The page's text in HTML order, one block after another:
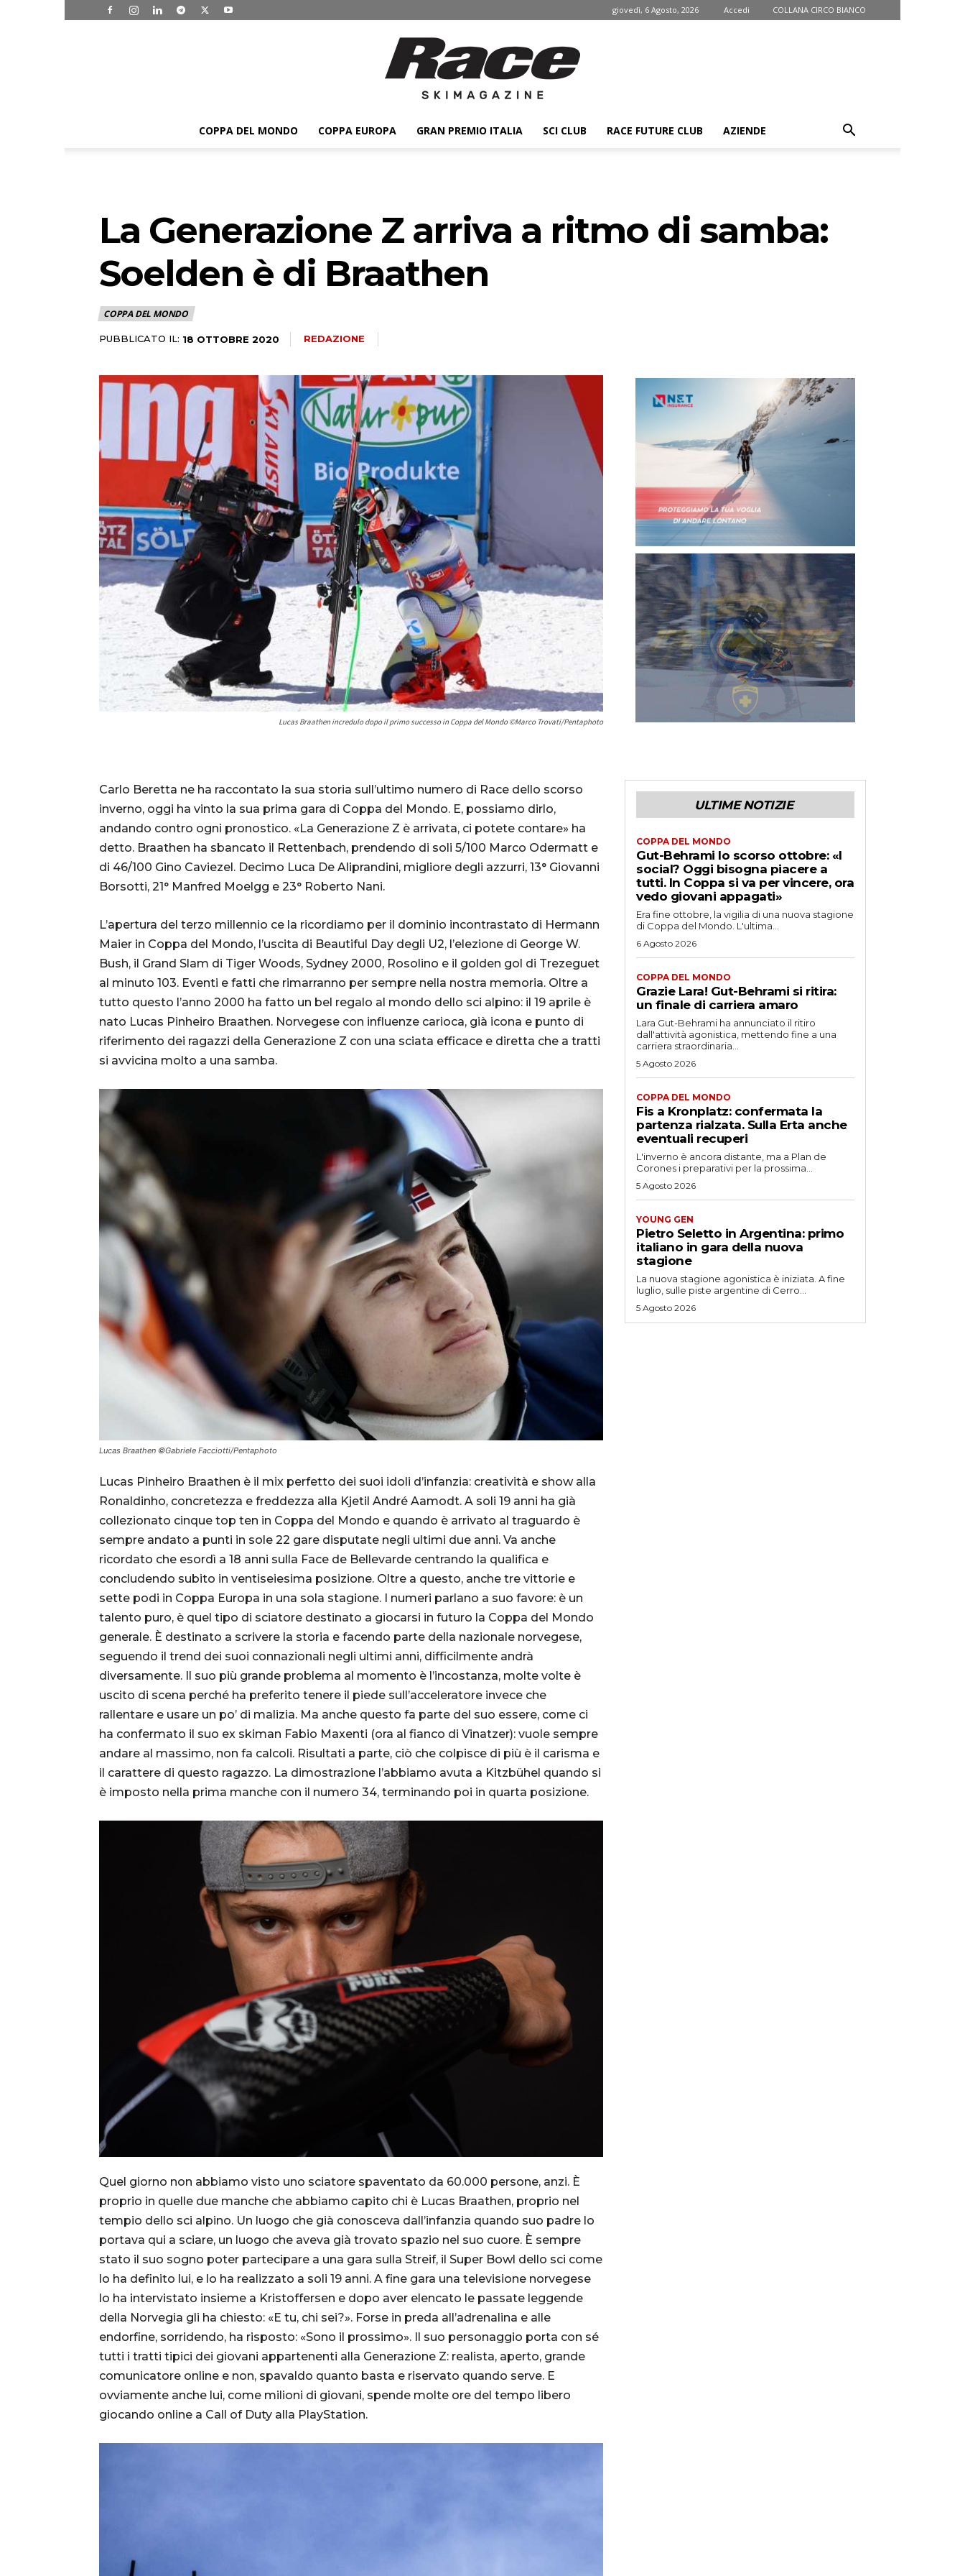
giovedì, 6 Agosto, 2026 Accedi COLLANA CIRCO BIANCO
ski
COPPA DEL MONDO COPPA EUROPA GRAN PREMIO ITALIA SCI CLUB RACE FUTURE CLUB AZIENDE
La Generazione Z arriva a ritmo di samba:
Soelden è di Braathen
COPPA DEL MONDO
PUBBLICATO IL: 18 OTTOBRE 2020 REDAZIONE
Lucas Braathen incredulo dopo il primo successo in Coppa del Mondo ©Marco Trovati/Pentaphoto
Carlo Beretta ne ha raccontato la sua storia sull’ultimo numero di Race dello scorso
inverno, oggi ha vinto la sua prima gara di Coppa del Mondo. E, possiamo dirlo,
andando contro ogni pronostico. «La Generazione Z è arrivata, ci potete contare» ha
detto. Braathen ha sbancato il Rettenbach, prendendo di soli 5/100 Marco Odermatt e
di 46/100 Gino Caviezel. Decimo Luca De Aliprandini, migliore degli azzurri, 13° Giovanni
Borsotti, 21° Manfred Moelgg e 23° Roberto Nani.
L’apertura del terzo millennio ce la ricordiamo per il dominio incontrastato di Hermann
Maier in Coppa del Mondo, l’uscita di Beautiful Day degli U2, l’elezione di George W.
Bush, il Grand Slam di Tiger Woods, Sydney 2000, Rosolino e il golden gol di Trezeguet
al minuto 103. Eventi e fatti che rimarranno per sempre nella nostra memoria. Oltre a
tutto questo l’anno 2000 ha fatto un bel regalo al mondo dello sci alpino: il 19 aprile è
nato Lucas Pinheiro Braathen. Norvegese con influenze carioca, già icona e punto di
riferimento dei ragazzi della Generazione Z con una sciata efficace e diretta che a tratti
si avvicina molto a una samba.
Lucas Braathen ©Gabriele Facciotti/Pentaphoto
Lucas Pinheiro Braathen è il mix perfetto dei suoi idoli d’infanzia: creatività e show alla
Ronaldinho, concretezza e freddezza alla Kjetil André Aamodt. A soli 19 anni ha già
collezionato cinque top ten in Coppa del Mondo e quando è arrivato al traguardo è
sempre andato a punti in sole 22 gare disputate negli ultimi due anni. Va anche
ricordato che esordì a 18 anni sulla Face de Bellevarde centrando la qualifica e
concludendo subito in ventiseiesima posizione. Oltre a questo, anche tre vittorie e
sette podi in Coppa Europa in una sola stagione. I numeri parlano a suo favore: è un
talento puro, è quel tipo di sciatore destinato a giocarsi in futuro la Coppa del Mondo
generale. È destinato a scrivere la storia e facendo parte della nazionale norvegese,
seguendo il trend dei suoi connazionali negli ultimi anni, difficilmente andrà
diversamente. Il suo più grande problema al momento è l’incostanza, molte volte è
uscito di scena perché ha preferito tenere il piede sull’acceleratore invece che
rallentare e usare un po’ di malizia. Ma anche questo fa parte del suo essere, come ci
ha confermato il suo ex skiman Fabio Maxenti (ora al fianco di Vinatzer): vuole sempre
andare al massimo, non fa calcoli. Risultati a parte, ciò che colpisce di più è il carisma e
il carattere di questo ragazzo. La dimostrazione l’abbiamo avuta a Kitzbühel quando si
è imposto nella prima manche con il numero 34, terminando poi in quarta posizione.
Quel giorno non abbiamo visto uno sciatore spaventato da 60.000 persone, anzi. È
proprio in quelle due manche che abbiamo capito chi è Lucas Braathen, proprio nel
tempio dello sci alpino. Un luogo che già conosceva dall’infanzia quando suo padre lo
portava qui a sciare, un luogo che aveva già trovato spazio nel suo cuore. È sempre
stato il suo sogno poter partecipare a una gara sulla Streif, il Super Bowl dello sci come
lo ha definito lui, e lo ha realizzato a soli 19 anni. A fine gara una televisione norvegese
lo ha intervistato insieme a Kristoffersen e dopo aver elencato le passate leggende
della Norvegia gli ha chiesto: «E tu, chi sei?». Forse in preda all’adrenalina e alle
endorfine, sorridendo, ha risposto: «Sono il prossimo». Il suo personaggio porta con sé
tutti i tratti tipici dei giovani appartenenti alla Generazione Z: realista, aperto, grande
comunicatore online e non, spavaldo quanto basta e riservato quando serve. E
ovviamente anche lui, come milioni di giovani, spende molte ore del tempo libero
giocando online a Call of Duty alla PlayStation.
ULTIME NOTIZIE
COPPA DEL MONDO
Gut-Behrami lo scorso ottobre: «I
social? Oggi bisogna piacere a
tutti. In Coppa si va per vincere, ora
vedo giovani appagati»
Era fine ottobre, la vigilia di una nuova stagione
di Coppa del Mondo. L'ultima...
6 Agosto 2026
COPPA DEL MONDO
Grazie Lara! Gut-Behrami si ritira:
un finale di carriera amaro
Lara Gut-Behrami ha annunciato il ritiro
dall'attività agonistica, mettendo fine a una
carriera straordinaria...
5 Agosto 2026
COPPA DEL MONDO
Fis a Kronplatz: confermata la
partenza rialzata. Sulla Erta anche
eventuali recuperi
L'inverno è ancora distante, ma a Plan de
Corones i preparativi per la prossima...
5 Agosto 2026
YOUNG GEN
Pietro Seletto in Argentina: primo
italiano in gara della nuova
stagione
La nuova stagione agonistica è iniziata. A fine
luglio, sulle piste argentine di Cerro...
5 Agosto 2026